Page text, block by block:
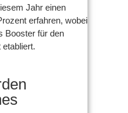
Jahr einen
erfahren, wobei
Booster für den